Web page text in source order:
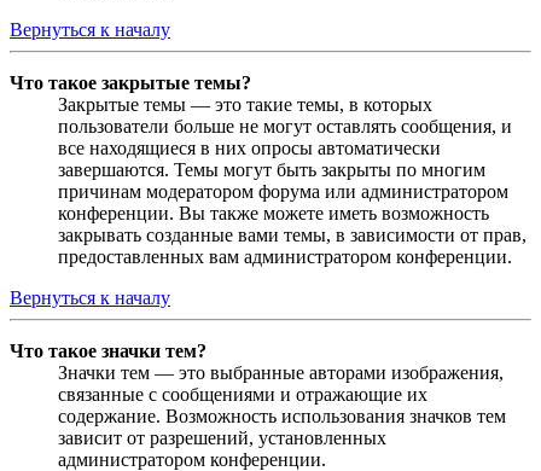
Вернуться к началу
Что такое закрытые темы?
Закрытые темы — это такие темы, в которых
пользователи больше не могут оставлять сообщения, и
все находящиеся в них опросы автоматически
завершаются. Темы могут быть закрыты по многим
причинам модератором форума или администратором
конференции. Вы также можете иметь возможность
закрывать созданные вами темы, в зависимости от прав,
предоставленных вам администратором конференции.
Вернуться к началу
Что такое значки тем?
Значки тем — это выбранные авторами изображения,
связанные с сообщениями и отражающие их
содержание. Возможность использования значков тем
зависит от разрешений, установленных
администратором конференции.